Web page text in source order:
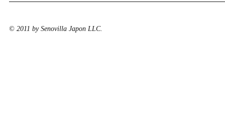
© 2011 by Senovilla Japon LLC.